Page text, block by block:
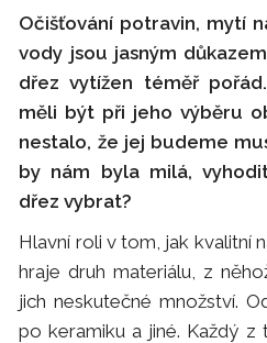
Očišťování potravin, mytí
vody jsou jasným
dřez vytížen téměř
měli být při jeho výběru
nestalo, že jej budeme
by nám byla milá,
dřez vybrat?
Hlavní roli v tom, jak kvalitní
hraje druh materiálu, z
jich neskutečné množství.
po keramiku a jiné. Každý